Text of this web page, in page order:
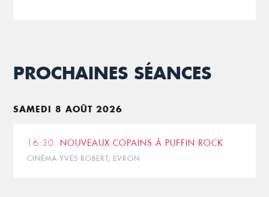
PROCHAINES SÉANCES
SAMEDI 8 AOÛT 2026
16:30 NOUVEAUX COPAINS À PUFFIN ROCK
CINÉMA YVES ROBERT, EVRON